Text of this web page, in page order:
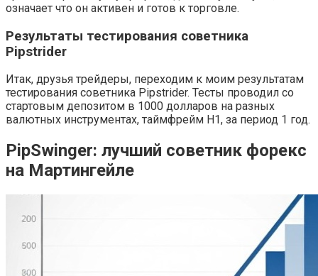
означает что он активен и готов к торговле.
Результаты тестирования советника
Pipstrider
Итак, друзья трейдеры, переходим к моим результатам
тестирования советника Pipstrider. Тесты проводил со
стартовым депозитом в 1000 долларов на разных
валютных инструментах, таймфрейм H1, за период 1 год.
PipSwinger: лучший советник форекс
на Мартингейле